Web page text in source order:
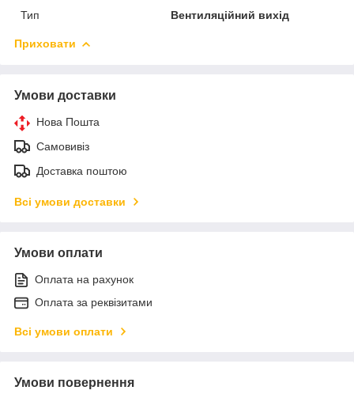
Тип
Вентиляційний вихід
Приховати
Умови доставки
Нова Пошта
Самовивіз
Доставка поштою
Всі умови доставки
Умови оплати
Оплата на рахунок
Оплата за реквізитами
Всі умови оплати
Умови повернення